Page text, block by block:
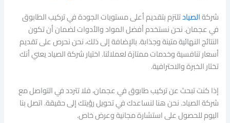
شركةالصيادتلتزم بتقديم أعلى مستويات الجودة في تركيب الطابوق
في عجمان. نحن نستخدم أفضل المواد والأدوات لضمان أن تكون
النتائج النهائية متينة وجذابة. بالإضافة إلى ذلك، نحن نحرص على تقديم
أسعار تنافسية وخدمات ممتازة لعملائنا. اختيار شركة الصياد يعني أنك
تختار الخبرة والاحترافية.
إذا كنت تبحث عن تركيب طابوق في عجمان، فلا تتردد في التواصل مع
شركة الصياد. نحن هنا لنساعدك في تحويل رؤيتك إلى حقيقة. اتصل بنا
اليوم للحصول على استشارة مجانية وعرض خاص.